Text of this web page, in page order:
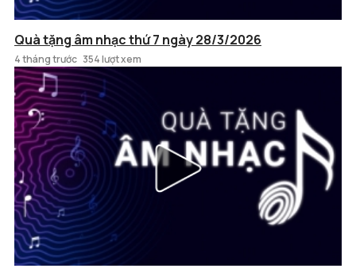
Quà tặng âm nhạc thứ 7 ngày 28/3/2026
4 tháng trước 354 lượt xem